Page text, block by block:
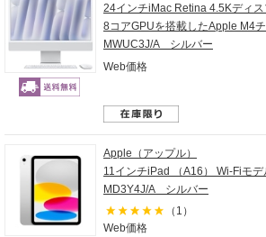
24インチiMac Retina 4.5Kディ
8コアGPUを搭載したApple M4
MWUC3J/A シルバー
Web価格
Apple（アップル）
11インチiPad （A16） Wi-Fiモ
MD3Y4J/A シルバー
（1）
Web価格